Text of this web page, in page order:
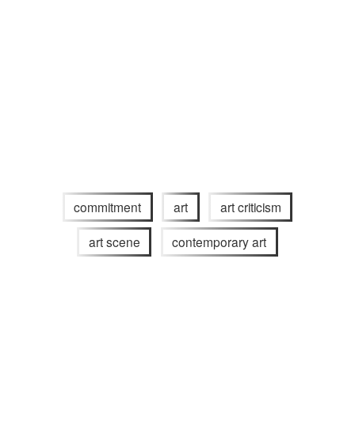
commitment art art criticism
art scene contemporary art